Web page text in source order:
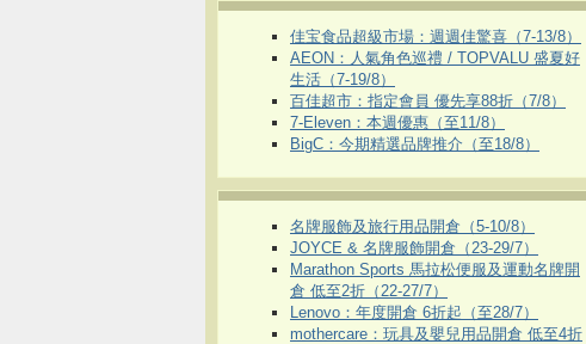
佳宝食品超級市場：週週佳驚喜（7-13/8）
AEON：人氣角色巡禮 / TOPVALU 盛夏好
生活（7-19/8）
百佳超市：指定會員 優先享88折（7/8）
7-Eleven：本週優惠（至11/8）
BigC：今期精選品牌推介（至18/8）
名牌服飾及旅行用品開倉（5-10/8）
JOYCE & 名牌服飾開倉（23-29/7）
Marathon Sports 馬拉松便服及運動名牌開
倉 低至2折（22-27/7）
Lenovo：年度開倉 6折起（至28/7）
mothercare：玩具及嬰兒用品開倉 低至4折